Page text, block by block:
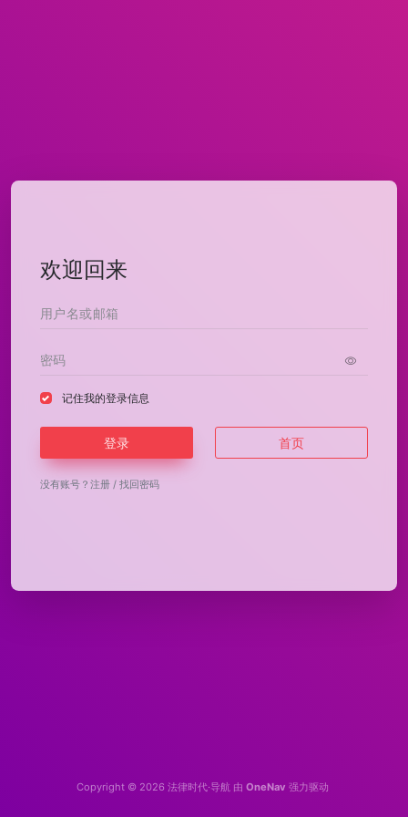
欢迎回来
记住我的登录信息
登录 首页
没有账号？ 注册 / 找回密码
Copyright © 2026 法律时代·导航 由 OneNav 强力驱动